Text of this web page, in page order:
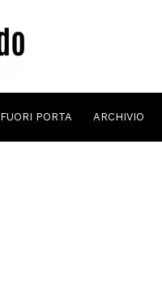
FUORI PORTA ARCHIVIO